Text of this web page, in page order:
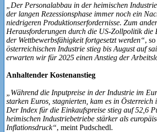
„Der Personalabbau in der heimischen
der langen Rezessionsphase immer noch ein
niedrigeren Produktionserfordernisse. Zum
Herausforderungen durch die US-Zollpolitik
der Wettbewerbsfähigkeit fortgesetzt werden“,
österreichischen Industrie stieg bis August auf
erwarten wir für 2025 einen Anstieg der
Anhaltender Kostenanstieg
„Während die Inputpreise in der Industrie im
starken Euros, stagnierten, kam es in
Der Index für die Einkaufspreise stieg auf 52,6
heimischen Industriebetriebe stärker als
Inflationsdruck“, meint Pudschedl.